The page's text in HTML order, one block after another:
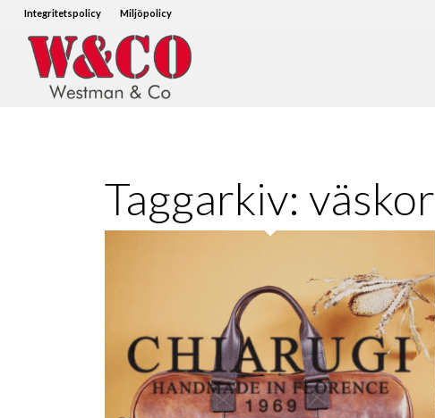
Integritetspolicy Miljöpolicy
Taggarkiv:väskor